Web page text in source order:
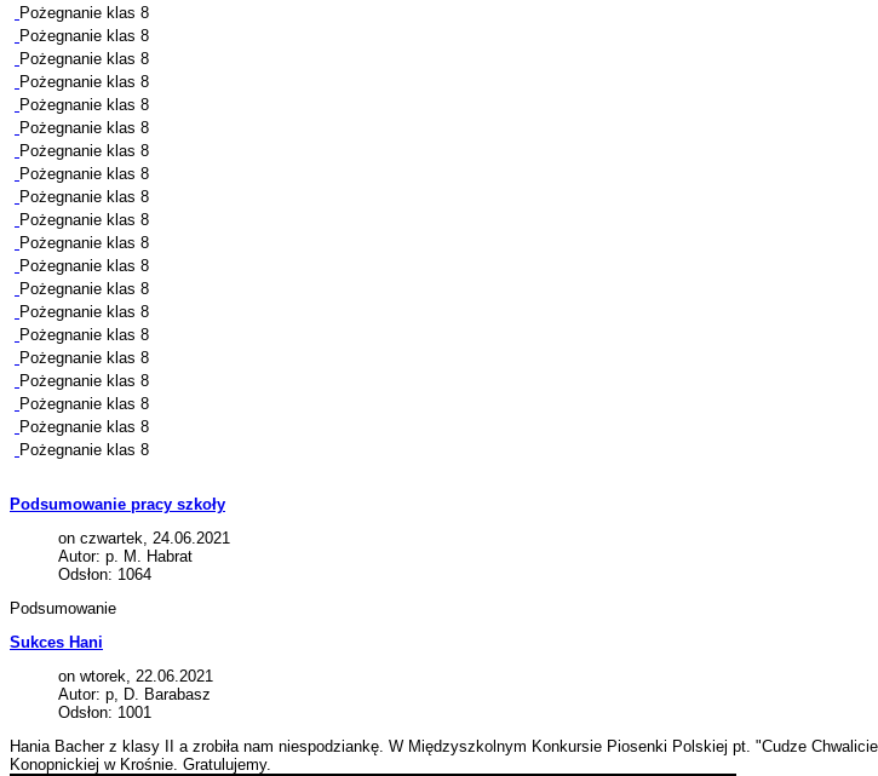
Pożegnanie klas 8
Pożegnanie klas 8
Pożegnanie klas 8
Pożegnanie klas 8
Pożegnanie klas 8
Pożegnanie klas 8
Pożegnanie klas 8
Pożegnanie klas 8
Pożegnanie klas 8
Pożegnanie klas 8
Pożegnanie klas 8
Pożegnanie klas 8
Pożegnanie klas 8
Pożegnanie klas 8
Pożegnanie klas 8
Pożegnanie klas 8
Pożegnanie klas 8
Pożegnanie klas 8
Pożegnanie klas 8
Pożegnanie klas 8
Podsumowanie pracy szkoły
on czwartek, 24.06.2021
Autor: p. M. Habrat
Odsłon: 1064
Podsumowanie
Sukces Hani
on wtorek, 22.06.2021
Autor: p, D. Barabasz
Odsłon: 1001
Hania Bacher z klasy II a zrobiła nam niespodziankę. W Międzyszkolnym Konkursie Piosenki Polskiej pt. "Cudze
Konopnickiej w Krośnie. Gratulujemy.